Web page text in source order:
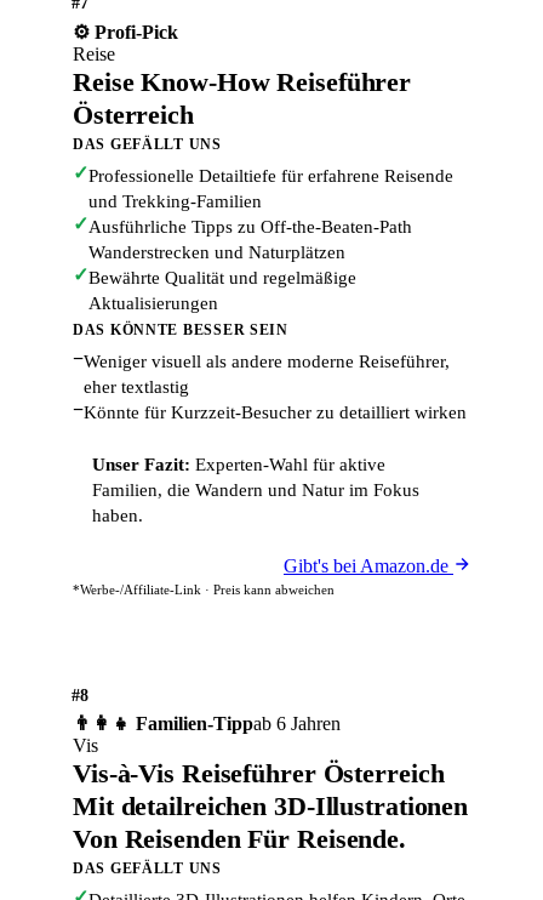
⚙️ Profi-Pick
Reise
Reise Know-How Reiseführer
Österreich
DAS GEFÄLLT UNS
✓Professionelle Detailtiefe für erfahrene Reisende
und Trekking-Familien
✓Ausführliche Tipps zu Off-the-Beaten-Path
Wanderstrecken und Naturplätzen
✓Bewährte Qualität und regelmäßige
Aktualisierungen
DAS KÖNNTE BESSER SEIN
−Weniger visuell als andere moderne Reiseführer,
eher textlastig
−Könnte für Kurzzeit-Besucher zu detailliert wirken
Unser Fazit: Experten-Wahl für aktive
Familien, die Wandern und Natur im Fokus
haben.
Gibt's bei Amazon.de
*Werbe-/Affiliate-Link · Preis kann abweichen
#8
👨‍👩‍👧 Familien-Tippab 6 Jahren
Vis
Vis-à-Vis Reiseführer Österreich
Mit detailreichen 3D-Illustrationen
Von Reisenden Für Reisende.
DAS GEFÄLLT UNS